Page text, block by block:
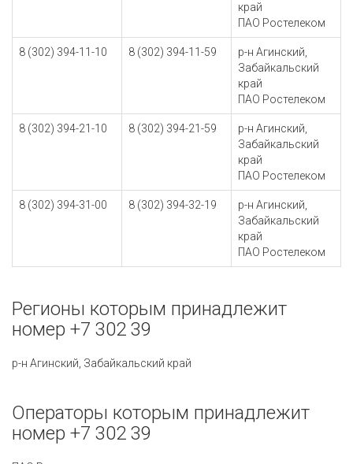
край
ПАО Ростелеком
8 (302) 394-11-10 8 (302) 394-11-59
р-н Агинский,
Забайкальский
край
ПАО Ростелеком
8 (302) 394-21-10 8 (302) 394-21-59
р-н Агинский,
Забайкальский
край
ПАО Ростелеком
8 (302) 394-31-00 8 (302) 394-32-19
р-н Агинский,
Забайкальский
край
ПАО Ростелеком
Регионы которым принадлежит
номер +7 302 39
р-н Агинский, Забайкальский край
Операторы которым принадлежит
номер +7 302 39